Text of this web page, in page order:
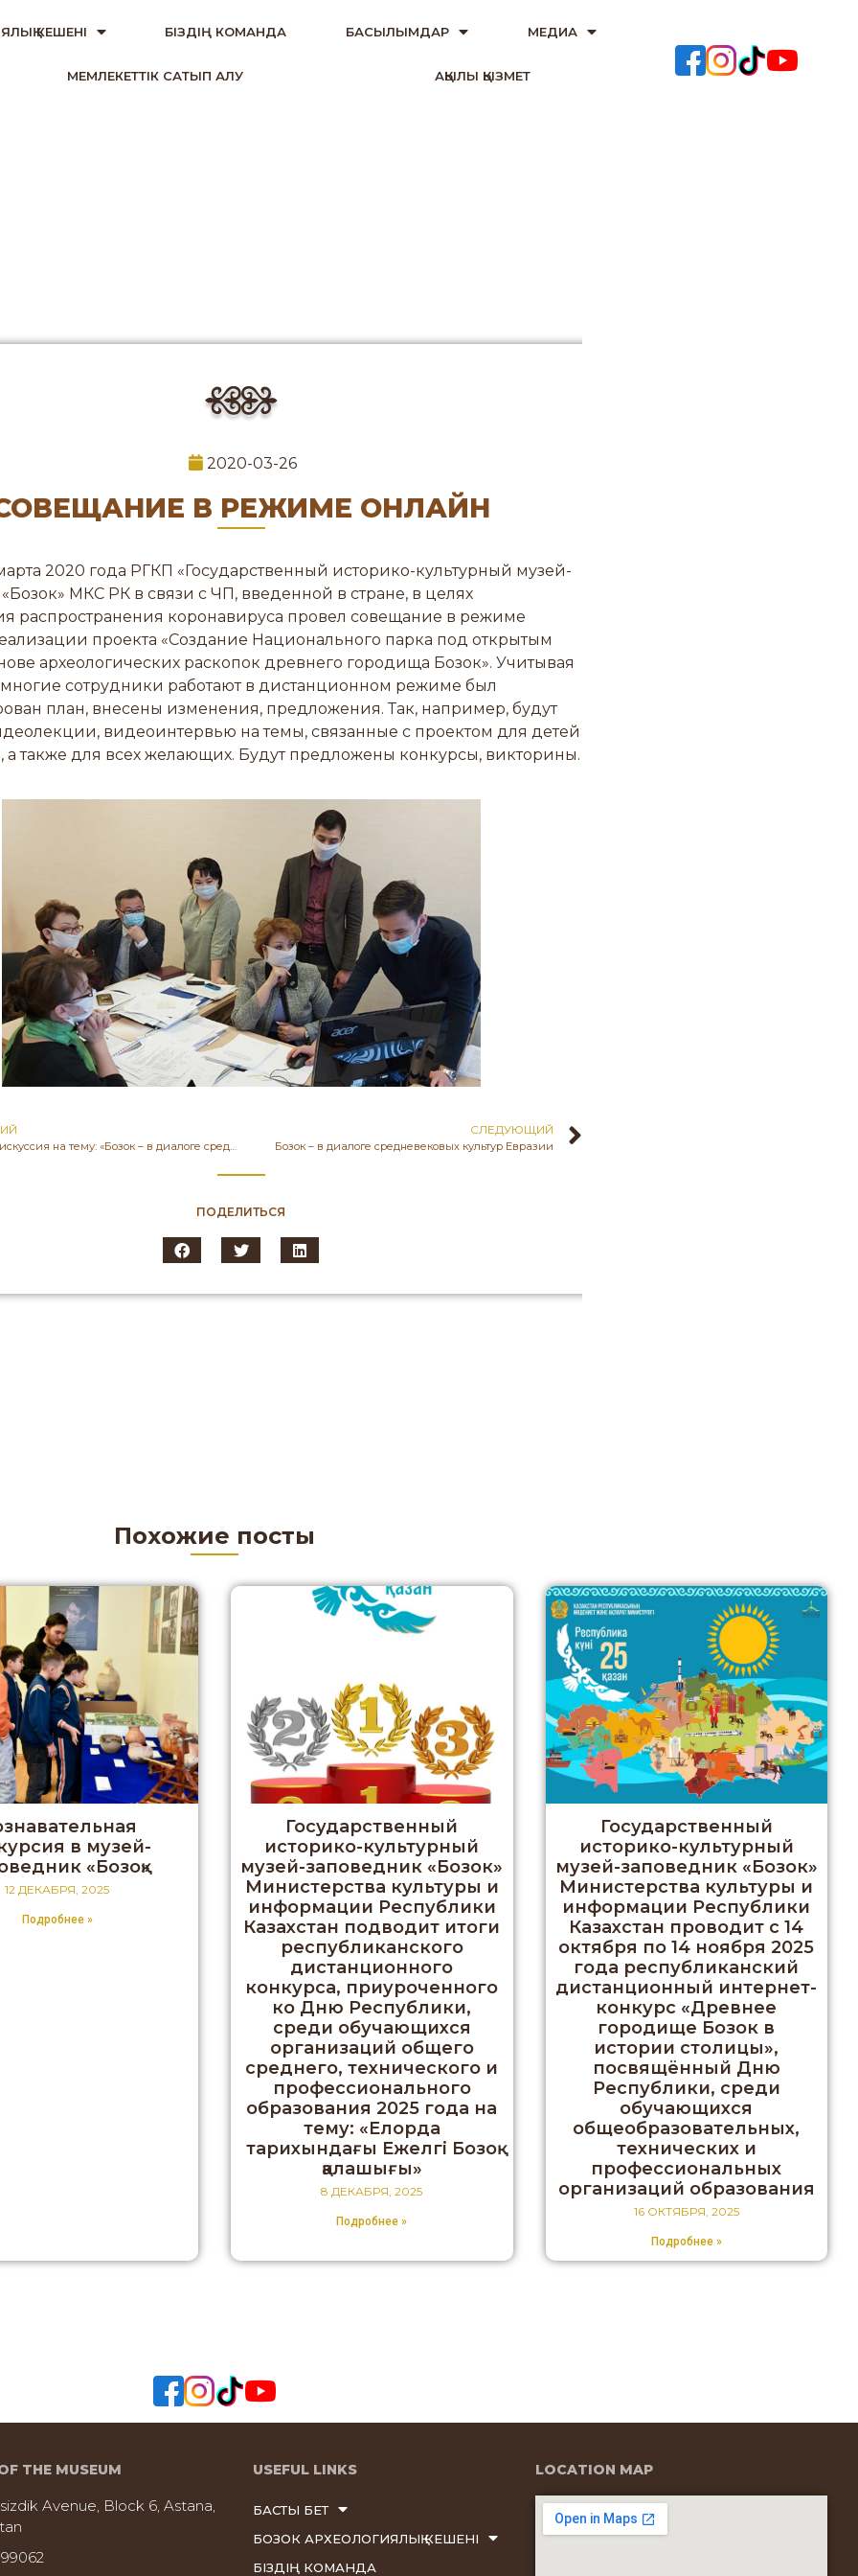
КЕШЕНІ БІЗДІҢ КОМАНДА БАСЫЛЫМДАР МЕДИА
МЕМЛЕКЕТТІК САТЫП АЛУ АҚЫЛЫ ҚЫЗМЕТ
2020-03-26
В РЕЖИМЕ ОНЛАЙН
2020 года РГКП «Государственный историко-культурный музей-
МКС РК в связи с ЧП, введенной в стране, в целях
распространения коронавируса провел совещание в режиме
проекта «Создание Национального парка под открытым
археологических раскопок древнего городища Бозок». Учитывая
многие сотрудники работают в дистанционном режиме был
план, внесены изменения, предложения. Так, например, будут
видеоинтервью на темы, связанные с проектом для детей
также для всех желающих. Будут предложены конкурсы, викторины.
СЛЕДУЮЩИЙ
Бозок – в диалоге средневековых культур Евразии
ПОДЕЛИТЬСЯ
Похожие посты
в музей-
«Бозоқ»
12 ДЕКАБРЯ, 2025
Подробнее »
Государственный
историко-культурный
музей-заповедник «Бозок»
Министерства культуры и
информации Республики
Казахстан подводит итоги
республиканского
дистанционного
конкурса, приуроченного
ко Дню Республики,
среди обучающихся
организаций общего
среднего, технического и
профессионального
образования 2025 года на
тему: «Елорда
тарихындағы Ежелгі Бозоқ
қалашығы»
8 ДЕКАБРЯ, 2025
Подробнее »
Государственный
историко-культурный
музей-заповедник «Бозок»
Министерства культуры и
информации Республики
Казахстан проводит с 14
октября по 14 ноября 2025
года республиканский
дистанционный интернет-
конкурс «Древнее
городище Бозок в
истории столицы»,
посвящённый Дню
Республики, среди
обучающихся
общеобразовательных,
технических и
профессиональных
организаций образования
16 ОКТЯБРЯ, 2025
Подробнее »
THE MUSEUM
Avenue, Block 6, Astana,
USEFUL LINKS
БАСТЫ БЕТ
БОЗОК АРХЕОЛОГИЯЛЫҚ КЕШЕНІ
БІЗДІҢ КОМАНДА
LOCATION MAP